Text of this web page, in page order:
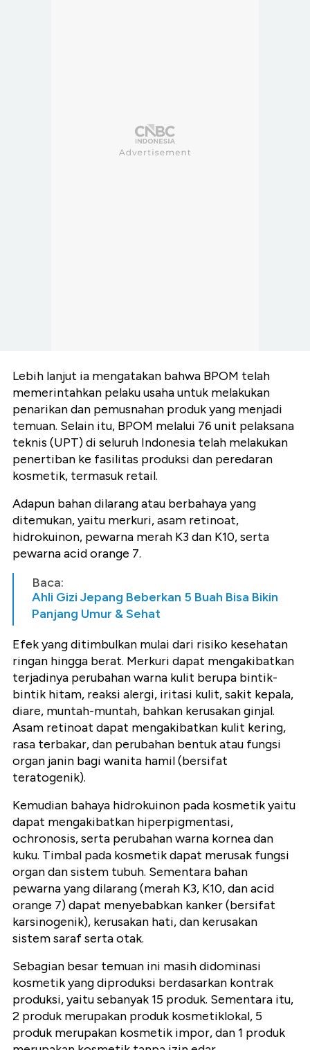
Lebih lanjut ia mengatakan bahwa BPOM telah
memerintahkan pelaku usaha untuk melakukan
penarikan dan pemusnahan produk yang menjadi
temuan. Selain itu, BPOM melalui 76 unit pelaksana
teknis (UPT) di seluruh Indonesia telah melakukan
penertiban ke fasilitas produksi dan peredaran
kosmetik, termasuk retail.
Adapun bahan dilarang atau berbahaya yang
ditemukan, yaitu merkuri, asam retinoat,
hidrokuinon, pewarna merah K3 dan K10, serta
pewarna acid orange 7.
Baca:
Ahli Gizi Jepang Beberkan 5 Buah Bisa Bikin
Panjang Umur & Sehat
Efek yang ditimbulkan mulai dari risiko kesehatan
ringan hingga berat. Merkuri dapat mengakibatkan
terjadinya perubahan warna kulit berupa bintik-
bintik hitam, reaksi alergi, iritasi kulit, sakit kepala,
diare, muntah-muntah, bahkan kerusakan ginjal.
Asam retinoat dapat mengakibatkan kulit kering,
rasa terbakar, dan perubahan bentuk atau fungsi
organ janin bagi wanita hamil (bersifat
teratogenik).
Kemudian bahaya hidrokuinon pada kosmetik yaitu
dapat mengakibatkan hiperpigmentasi,
ochronosis, serta perubahan warna kornea dan
kuku. Timbal pada kosmetik dapat merusak fungsi
organ dan sistem tubuh. Sementara bahan
pewarna yang dilarang (merah K3, K10, dan acid
orange 7) dapat menyebabkan kanker (bersifat
karsinogenik), kerusakan hati, dan kerusakan
sistem saraf serta otak.
Sebagian besar temuan ini masih didominasi
kosmetik yang diproduksi berdasarkan kontrak
produksi, yaitu sebanyak 15 produk. Sementara itu,
2 produk merupakan produk kosmetiklokal, 5
produk merupakan kosmetik impor, dan 1 produk